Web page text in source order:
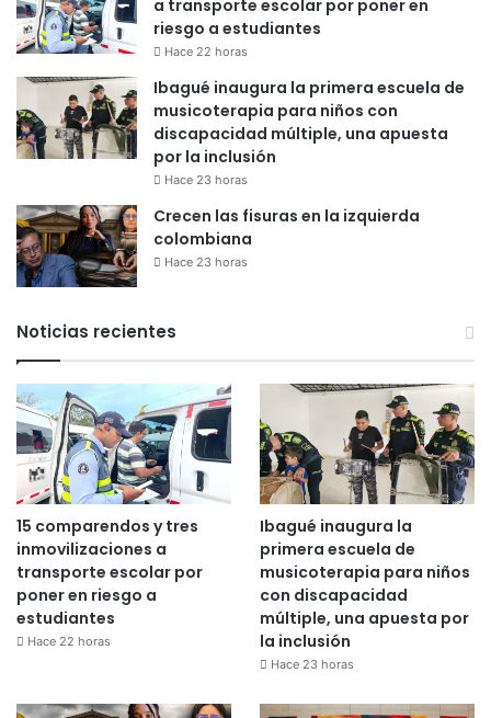
a transporte escolar por poner en
riesgo a estudiantes
Hace 22 horas
Ibagué inaugura la primera escuela de
musicoterapia para niños con
discapacidad múltiple, una apuesta
por la inclusión
Hace 23 horas
Crecen las fisuras en la izquierda
colombiana
Hace 23 horas
Noticias recientes
15 comparendos y tres
inmovilizaciones a
transporte escolar por
poner en riesgo a
estudiantes
Hace 22 horas
Ibagué inaugura la
primera escuela de
musicoterapia para niños
con discapacidad
múltiple, una apuesta por
la inclusión
Hace 23 horas